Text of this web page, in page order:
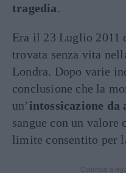
tragedia.
Era il 23 Luglio 2011
trovata senza vita
Londra. Dopo varie
conclusione che la
un’intossicazione da
sangue con un valore
limite consentito per